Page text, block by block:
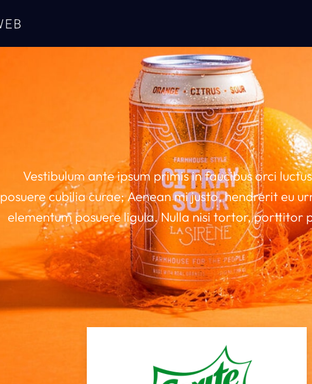
Vestibulum ante ipsum primis in faucibus orci
posuere cubilia curae; Aenean mi justo, hendrerit eu
elementum posuere ligula. Nulla nisi tortor, porttitor
sollicitudin, pellentesque posuere diam. Praesent
vestibulum finibus. Praesent at nisi tincidunt,
consectetur nunc. Donec venenatis posuere tincidunt.
sed iaculis mattis. Duis vitae sagittis nisl, id
consequat sagittis ligula quis pretium. Nullam aliquam